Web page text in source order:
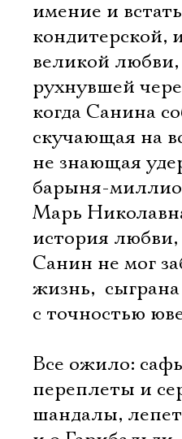
имение и
кондитерской,
великой
рухнувшей
когда Санина
скучающая на
не знающая
барыня-
Марь
история
Санин не мог
жизнь,  сыграна
с точностью
Все ожило:
переплеты и
шандалы, лепет